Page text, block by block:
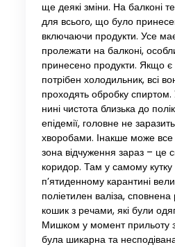
ще деякі зміни. На балконі
для всього, що було
включаючи продукти. Усе має
пролежати на балконі,
принесено продукти. Якщо є
потрібен холодильник, всі
проходять обробку спиртом.
нині чистота близька до
епідемії, головне не
хворобами. Інакше може
зона відчуження зараз – це
коридор. Там у самому кутку
п’ятиденному карантині
поліетилен валіза,
кошик з речами, які були
Мишком у момент прильоту
була шикарна та